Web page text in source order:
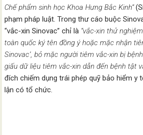
Chế phẩm sinh học Khoa Hưng Bắc Kinh”
phạm pháp luật. Trong thư cáo buộc
“vắc-xin Sinovac” chỉ là “vắc-xin thử
toàn quốc ký tên đồng ý hoặc mặc nhận
Sinovac’, bỏ mặc người tiêm vắc-xin bị
giấu dữ liệu tiêm vắc-xin dẫn đến bệnh tật
đích chiếm dụng trái phép quỹ bảo hiểm y
lận có tổ chức.